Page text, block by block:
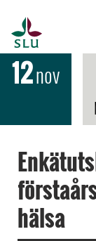
12nov
hälsa